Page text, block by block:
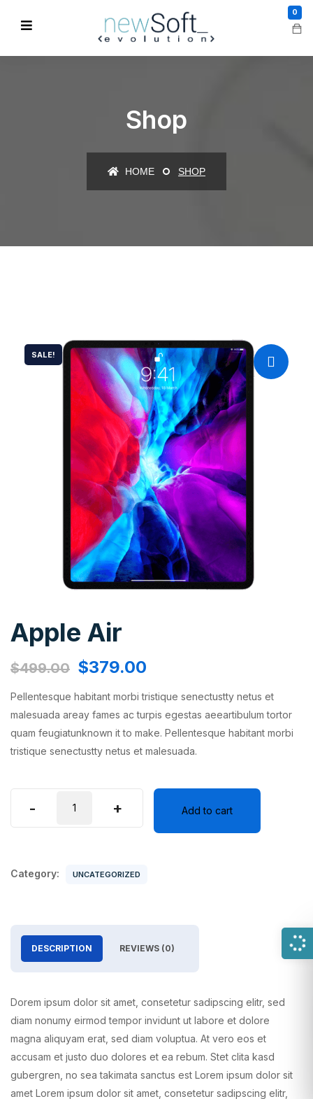
0
Shop
HOME SHOP
SALE!
Apple Air
$499.00 $379.00
Pellentesque habitant morbi tristique senectustty netus et
malesuada areay fames ac turpis egestas aeeartibulum tortor
quam feugiatunknown it to make. Pellentesque habitant morbi
tristique senectustty netus et malesuada.
-
quantity
+ Add to cart
Category: UNCATEGORIZED
DESCRIPTION REVIEWS (0)
Dorem ipsum dolor sit amet, consetetur sadipscing elitr, sed
diam nonumy eirmod tempor invidunt ut labore et dolore
magna aliquyam erat, sed diam voluptua. At vero eos et
accusam et justo duo dolores et ea rebum. Stet clita kasd
gubergren, no sea takimata sanctus est Lorem ipsum dolor sit
amet Lorem ipsum dolor sit amet, consetetur sadipscing elitr,